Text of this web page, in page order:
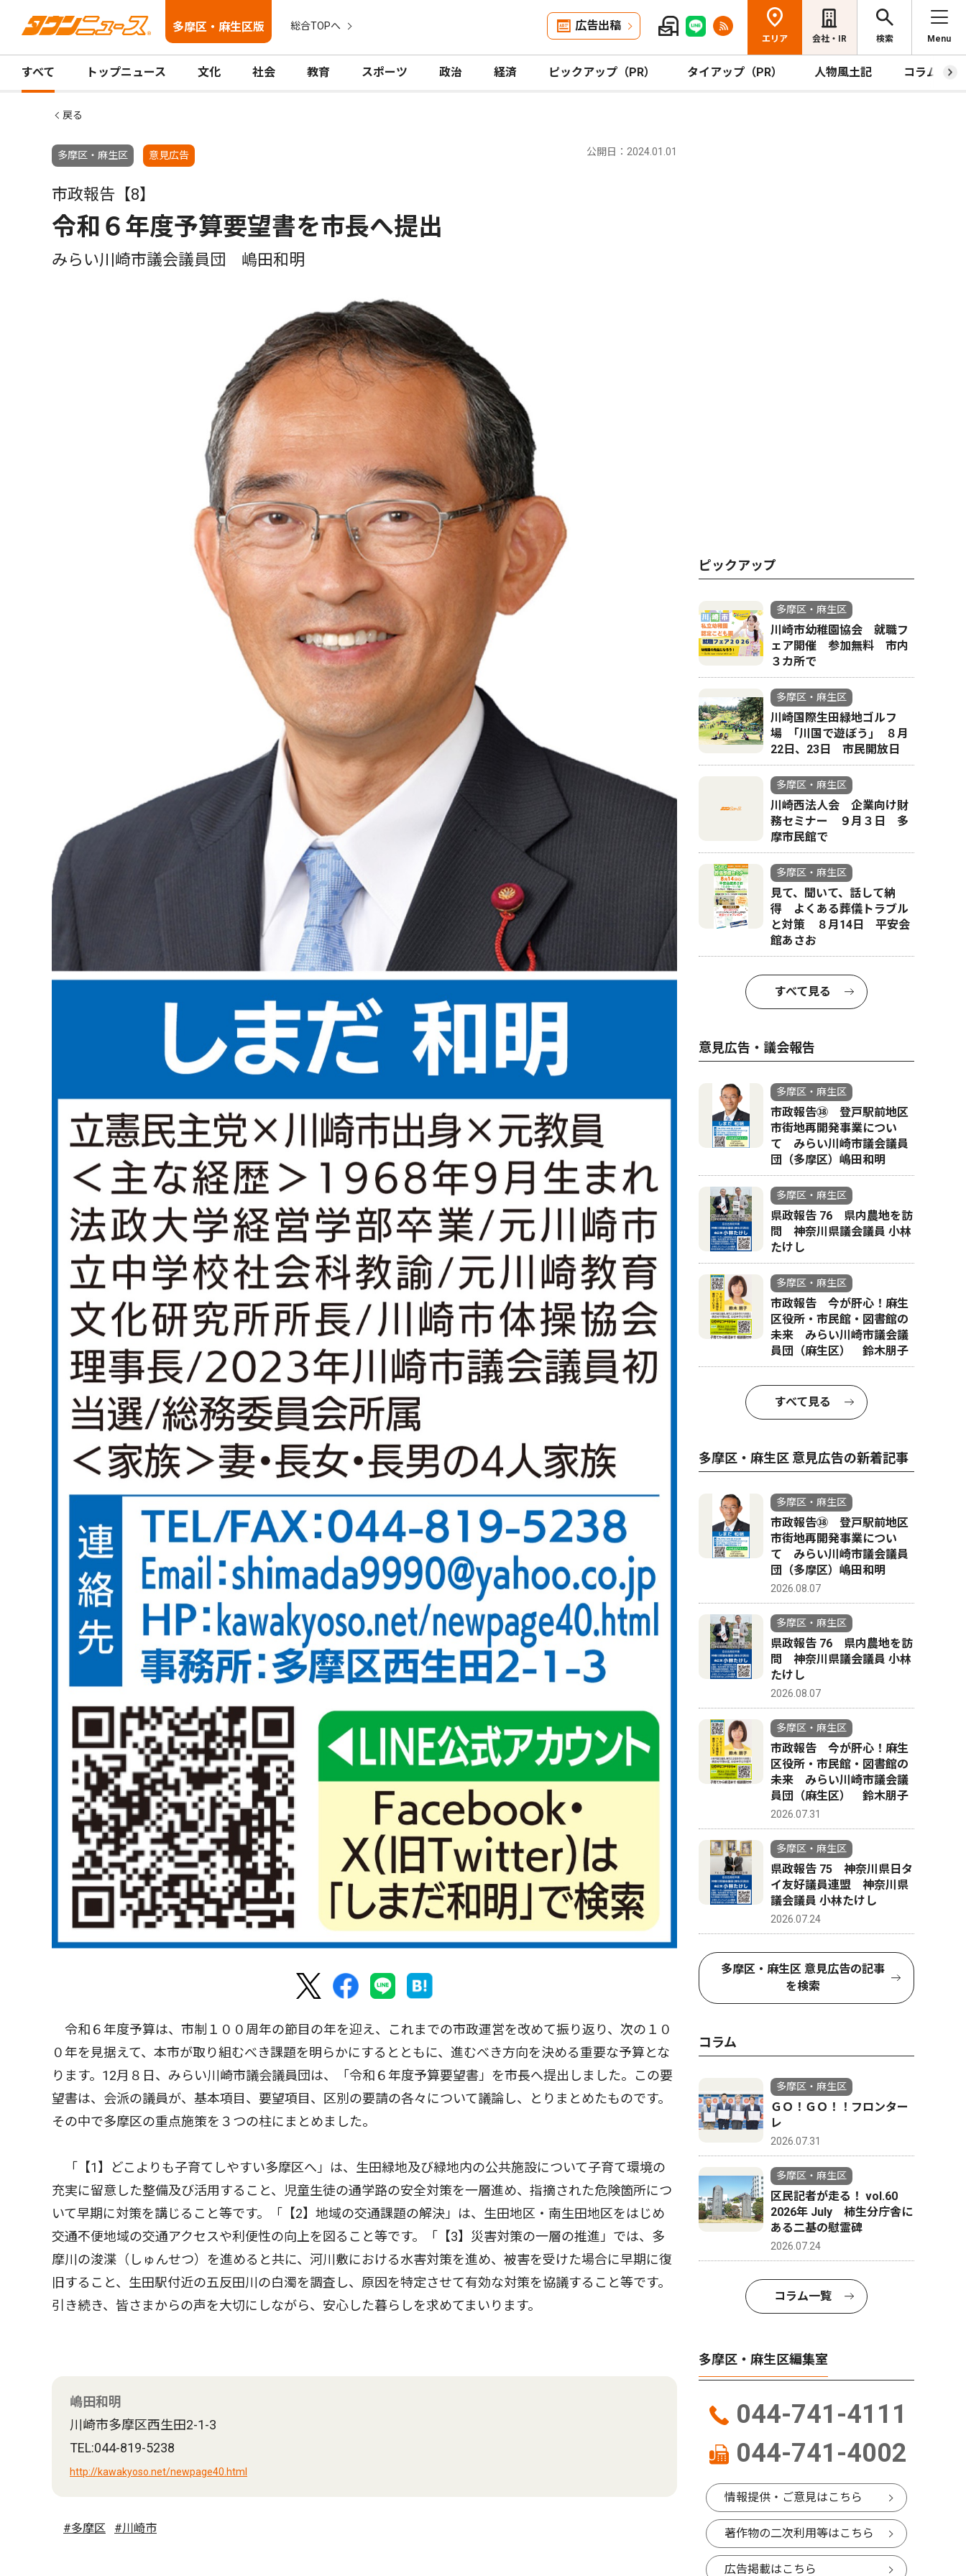
多摩区・麻生区版 総合TOPへ 広告出稿
エリア 会社・IR 検索 Menu
すべて トップニュース 文化 社会 教育 スポーツ 政治 経済 ピックアップ（PR） タイアップ（PR） 人物風土記 コラム
戻る
多摩区・麻生区 意見広告 公開日：2024.01.01
市政報告【8】
令和６年度予算要望書を市長へ提出
みらい川崎市議会議員団 嶋田和明
令和６年度予算は、市制１００周年の節目の年を迎え、これまでの市政運営を改めて振り返り、次の１０
０年を見据えて、本市が取り組むべき課題を明らかにするとともに、進むべき方向を決める重要な予算とな
ります。12月８日、みらい川崎市議会議員団は、「令和６年度予算要望書」を市長へ提出しました。この要
望書は、会派の議員が、基本項目、要望項目、区別の要請の各々について議論し、とりまとめたものです。
その中で多摩区の重点施策を３つの柱にまとめました。
「【1】どこよりも子育てしやすい多摩区へ」は、生田緑地及び緑地内の公共施設について子育て環境の
充実に留意した整備及び活用すること、児童生徒の通学路の安全対策を一層進め、指摘された危険箇所につ
いて早期に対策を講じること等です。「【2】地域の交通課題の解決」は、生田地区・南生田地区をはじめ
交通不便地域の交通アクセスや利便性の向上を図ること等です。「【3】災害対策の一層の推進」では、多
摩川の浚渫（しゅんせつ）を進めると共に、河川敷における水害対策を進め、被害を受けた場合に早期に復
旧すること、生田駅付近の五反田川の白濁を調査し、原因を特定させて有効な対策を協議すること等です。
引き続き、皆さまからの声を大切にしながら、安心した暮らしを求めてまいります。
嶋田和明
川崎市多摩区西生田2-1-3
TEL:044-819-5238
http://kawakyoso.net/newpage40.html
#多摩区 #川崎市
ピックアップ
多摩区・麻生区
川崎市幼稚園協会 就職フ
ェア開催 参加無料 市内
３カ所で
多摩区・麻生区
川崎国際生田緑地ゴルフ
場 ｢川国で遊ぼう｣ ８月
22日、23日 市民開放日
多摩区・麻生区
川崎西法人会 企業向け財
務セミナー ９月３日 多
摩市民館で
多摩区・麻生区
見て、聞いて、話して納
得 よくある葬儀トラブル
と対策 ８月14日 平安会
館あさお
すべて見る
意見広告・議会報告
多摩区・麻生区
市政報告㊳ 登戸駅前地区
市街地再開発事業につい
て みらい川崎市議会議員
団（多摩区）嶋田和明
多摩区・麻生区
県政報告 76 県内農地を訪
問 神奈川県議会議員 小林
たけし
多摩区・麻生区
市政報告 今が肝心！麻生
区役所・市民館・図書館の
未来 みらい川崎市議会議
員団（麻生区） 鈴木朋子
すべて見る
多摩区・麻生区 意見広告の新着記事
多摩区・麻生区
市政報告㊳ 登戸駅前地区
市街地再開発事業につい
て みらい川崎市議会議員
団（多摩区）嶋田和明
2026.08.07
多摩区・麻生区
県政報告 76 県内農地を訪
問 神奈川県議会議員 小林
たけし
2026.08.07
多摩区・麻生区
市政報告 今が肝心！麻生
区役所・市民館・図書館の
未来 みらい川崎市議会議
員団（麻生区） 鈴木朋子
2026.07.31
多摩区・麻生区
県政報告 75 神奈川県日タ
イ友好議員連盟 神奈川県
議会議員 小林たけし
2026.07.24
多摩区・麻生区 意見広告の記事
を検索
コラム
多摩区・麻生区
ＧＯ！ＧＯ！！フロンター
レ
2026.07.31
多摩区・麻生区
区民記者が走る！ vol.60
2026年 July 柿生分庁舎に
ある二基の慰霊碑
2026.07.24
コラム一覧
多摩区・麻生区編集室
044-741-4111
044-741-4002
情報提供・ご意見はこちら
著作物の二次利用等はこちら
広告掲載はこちら